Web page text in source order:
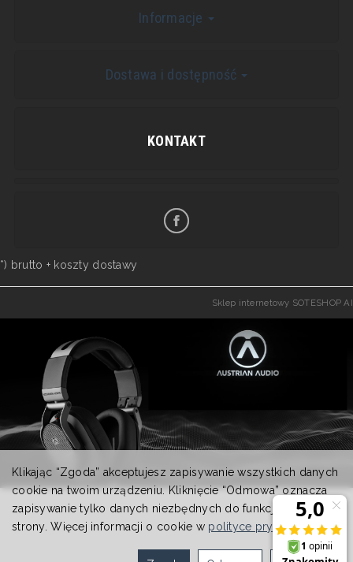
Informacje
Dostawa i dostępność
KONTAKT
*) brutto + koszty dostawy
Sklep internetowy SOTESHOP AI
Klikając “Zgoda” akceptujesz zapisywanie wszystkich danych
cookie na twoim urządzeniu. Kliknięcie “Odmowa” oznacza
zapisywanie tylko danych niezbędnych do funkcjonowania
strony. Więcej informacji o cookie w polityce prywatności.